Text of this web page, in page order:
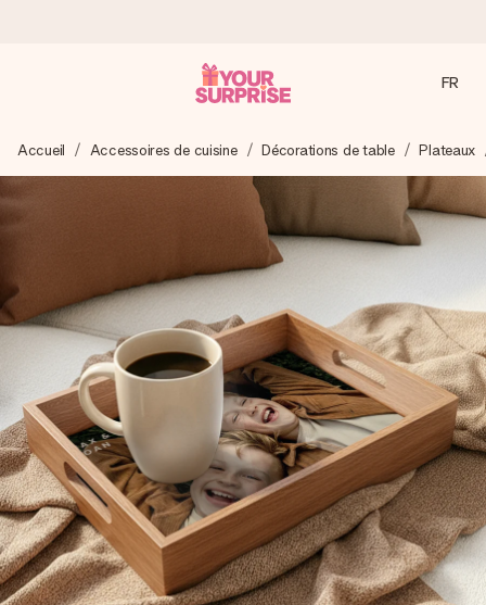
Nous préparons votre cadeau avec attention et l’envoyons
en un éclair – pour que vous puissiez l’offrir au bon moment,
4,9 (sur la base de +15 000 avis)
Nos cadeaux sont appréciés. Les clients nous attribuent
une note de 4,9 sur Google Reviews (total de tous les
pays où nous sommes présents).
Carte de vœux gratuite
Créez quelque chose d’unique en quelques étapes – avec
son prénom, votre photo ou un message qui touche le cœur.
Sans complications, juste tout l’amour pour le moment idéal.
FR
Accueil Accessoires de cuisine Décorations de table Plateaux